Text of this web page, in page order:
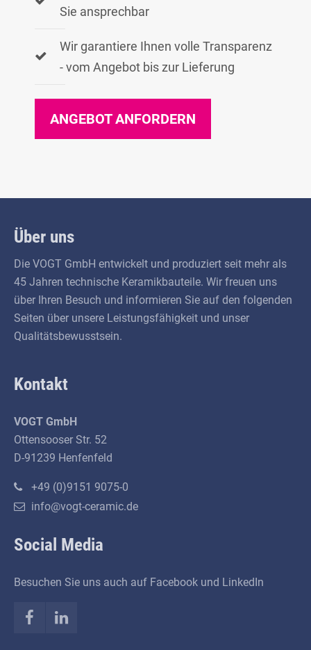
Sie ansprechbar
Wir garantiere Ihnen volle Transparenz
- vom Angebot bis zur Lieferung
ANGEBOT ANFORDERN
Über uns
Die VOGT GmbH entwickelt und produziert seit mehr als
45 Jahren technische Keramik­bauteile. Wir freuen uns
über Ihren Besuch und informieren Sie auf den folgenden
Seiten über unsere Leistungs­fähigkeit und unser
Qualitäts­bewusstsein.
Kontakt
VOGT GmbH
Ottensooser Str. 52
D-91239 Henfenfeld
+49 (0)9151 9075-0
info@vogt-ceramic.de
Social Media
Besuchen Sie uns auch auf Facebook und LinkedIn